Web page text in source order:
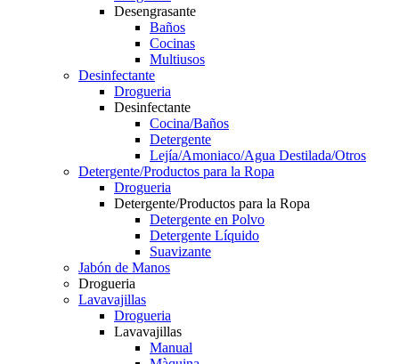
Desengrasante
Baños
Cocinas
Multiusos
Desinfectante
Drogueria
Desinfectante
Cocina/Baños
Detergente
Lejía/Amoniaco/Agua Destilada/Otros
Detergente/Productos para la Ropa
Drogueria
Detergente/Productos para la Ropa
Detergente en Polvo
Detergente Líquido
Suavizante
Jabón de Manos
Drogueria
Lavavajillas
Drogueria
Lavavajillas
Manual